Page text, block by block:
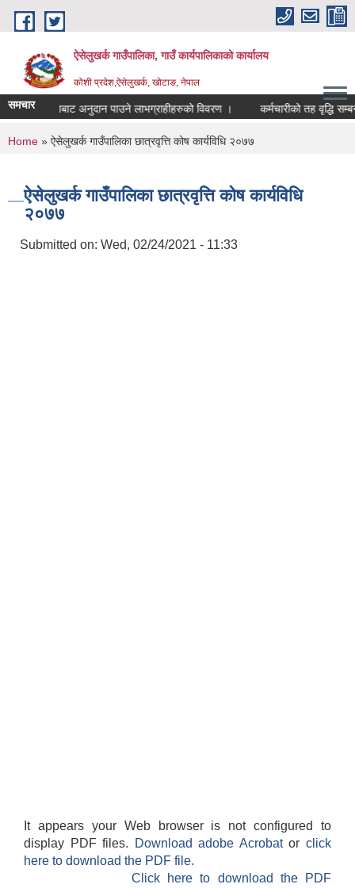
Skip to main content
ऐसेलुखर्क गाउँपालिका, गाउँ कार्यपालिकाको कार्यालय
कोशी प्रदेश,ऐसेलुखर्क, खोटाङ, नेपाल
समचार अनुदान पाउने लाभग्राहीहरुको विवरण । कर्मचारीको तह वृद्धि
You are here
Home » ऐसेलुखर्क गाउँपालिका छात्रवृत्ति कोष कार्यविधि २०७७
ऐसेलुखर्क गाउँपालिका छात्रवृत्ति कोष कार्यविधि
२०७७
Submitted on: Wed, 02/24/2021 - 11:33
It appears your Web browser is not configured to
display PDF files.
Download adobe Acrobatorclick
here to download the PDF file.
Click here to download the PDF